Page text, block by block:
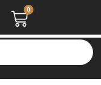
0